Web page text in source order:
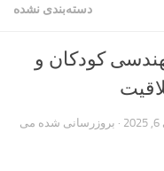
دسته‌بندی نشده
کودکان و
· بروزرسانی شده می